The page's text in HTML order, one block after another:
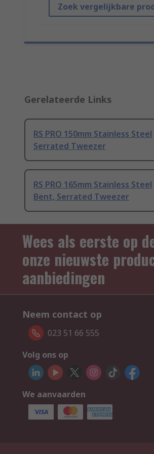
Zoek vergelijkbare
Gerelateerde Links
RS PRO 150mm Stainless Steel
Serrated Tweezer
RS PRO 165mm Stainless Steel
Bent, Serrated Tweezer
Wees als eerste op
onze nieuwste
aanbiedingen
Neem contact op
023 51 66 555
Volg ons op
We aanvaarden